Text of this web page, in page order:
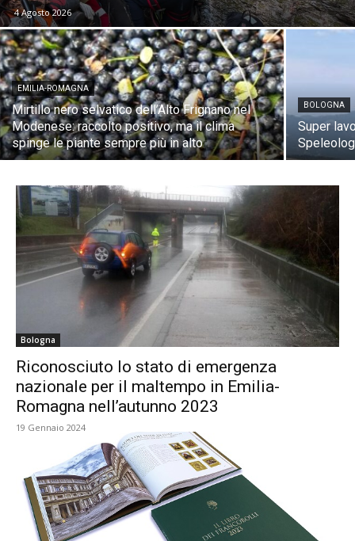
4 Agosto 2026
EMILIA-ROMAGNA
Mirtillo nero selvatico dell’Alto Frignano nel
Modenese: raccolto positivo, ma il clima
spinge le piante sempre più in alto
BOLOGNA
Super
Bologna
Riconosciuto lo stato di emergenza
nazionale per il maltempo in Emilia-
Romagna nell’autunno 2023
19 Gennaio 2024